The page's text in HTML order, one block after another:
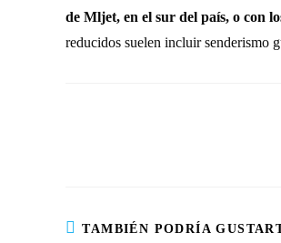
de Mljet, en el sur del país, o con
reducidos suelen incluir senderismo
TAMBIÉN PODRÍA